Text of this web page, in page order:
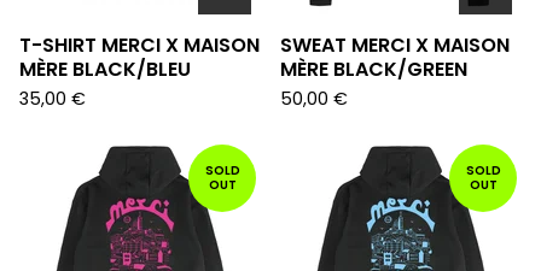
T-SHIRT MERCI X MAISON
MÈRE BLACK/BLEU
35,00 €
SWEAT MERCI X MAISON
MÈRE BLACK/GREEN
50,00 €
SOLD
OUT
SOLD
OUT